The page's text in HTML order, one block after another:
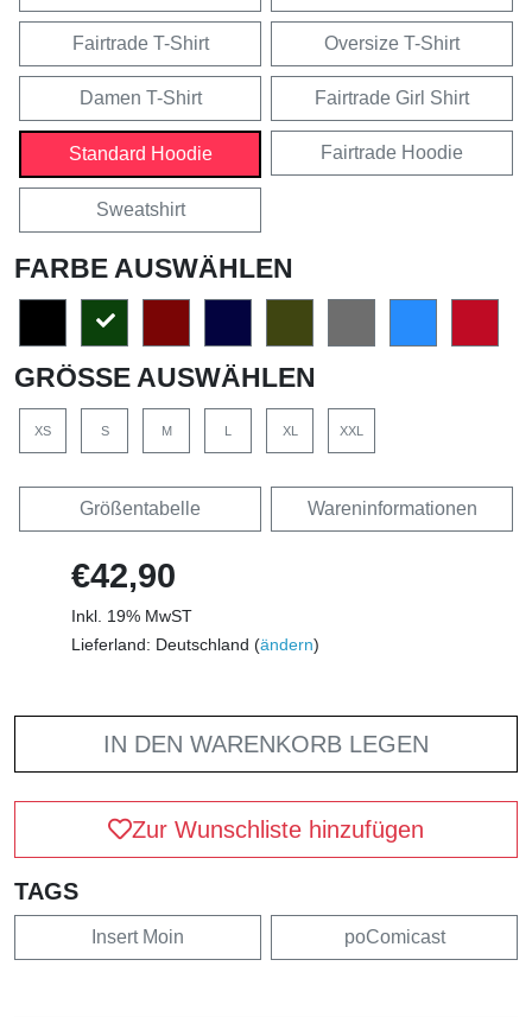
Fairtrade T-Shirt Oversize T-Shirt
Damen T-Shirt Fairtrade Girl Shirt
Standard Hoodie Fairtrade Hoodie
Sweatshirt
FARBE AUSWÄHLEN
GRÖSSE AUSWÄHLEN
XS S M L XL XXL
Größentabelle Wareninformationen
€42,90
Inkl. 19% MwST
Lieferland: Deutschland (ändern)
IN DEN WARENKORB LEGEN
Zur Wunschliste hinzufügen
TAGS
Insert Moin poComicast